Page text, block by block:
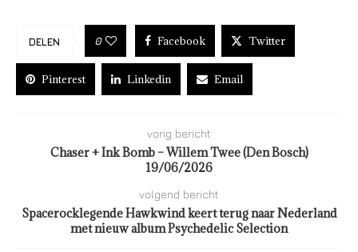
DELEN 0 Facebook Twitter
Pinterest Linkedin Email
vorig bericht
Chaser + Ink Bomb – Willem Twee (Den Bosch)
19/06/2026
volgend bericht
Spacerocklegende Hawkwind keert terug naar Nederland
met nieuw album Psychedelic Selection